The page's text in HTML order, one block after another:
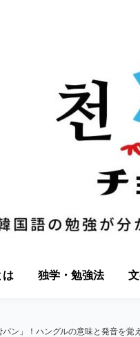
は 独学・勉強法
パン」！ハングルの意味と発音を覚